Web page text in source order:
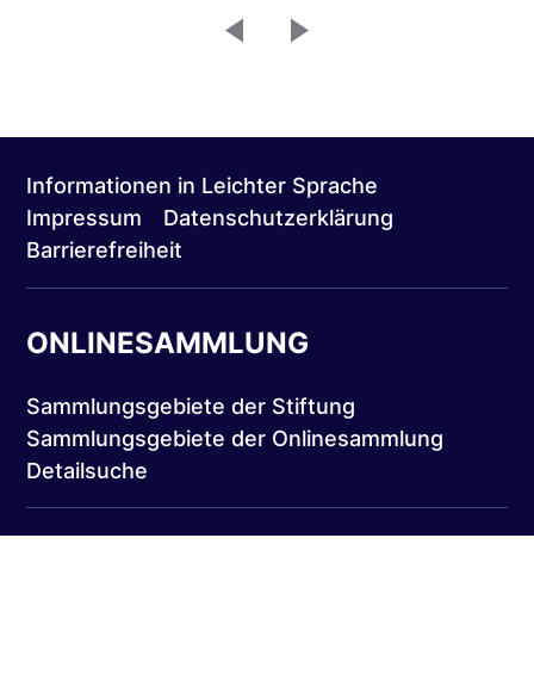
Informationen in Leichter Sprache
Impressum
Datenschutzerklärung
Barrierefreiheit
ONLINESAMMLUNG
Sammlungsgebiete der Stiftung
Sammlungsgebiete der Onlinesammlung
Detailsuche